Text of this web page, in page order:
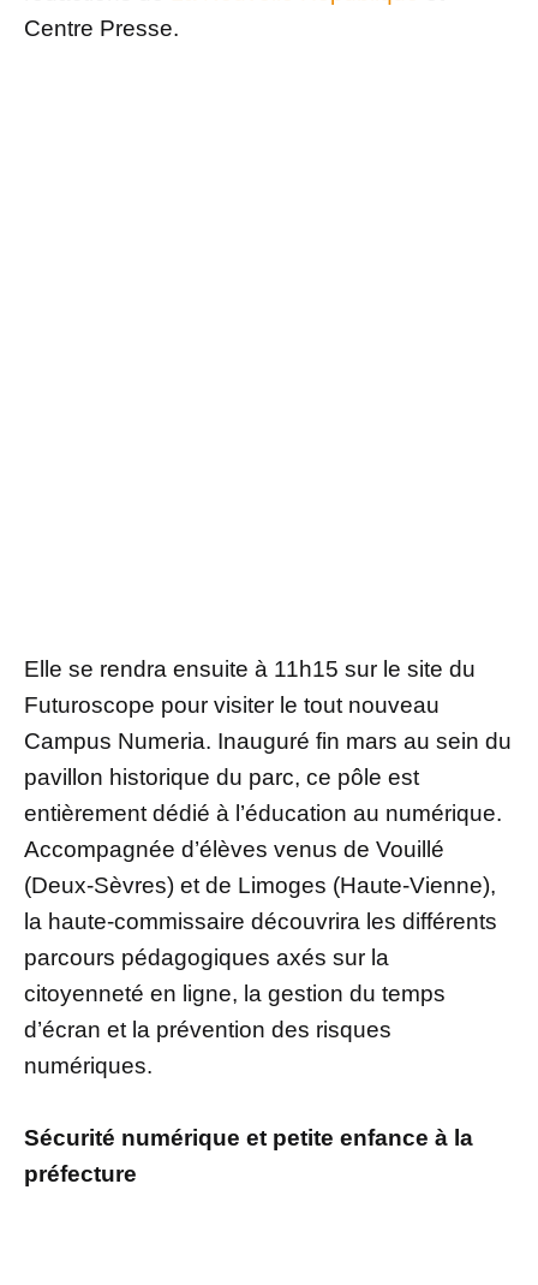
Centre Presse.
Elle se rendra ensuite à 11h15 sur le site du
Futuroscope pour visiter le tout nouveau
Campus Numeria. Inauguré fin mars au sein du
pavillon historique du parc, ce pôle est
entièrement dédié à l’éducation au numérique.
Accompagnée d’élèves venus de Vouillé
(Deux-Sèvres) et de Limoges (Haute-Vienne),
la haute-commissaire découvrira les différents
parcours pédagogiques axés sur la
citoyenneté en ligne, la gestion du temps
d’écran et la prévention des risques
numériques.
Sécurité numérique et petite enfance à la
préfecture